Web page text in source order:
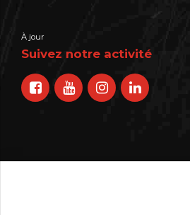
À jour
Suivez notre activité